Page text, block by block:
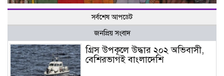
সর্বশেষ আপডেট
জনপ্রিয় সংবাদ
গ্রিস উপকূলে উদ্ধার ২০২ অভিবাসী,
বেশিরভাগই বাংলাদেশি